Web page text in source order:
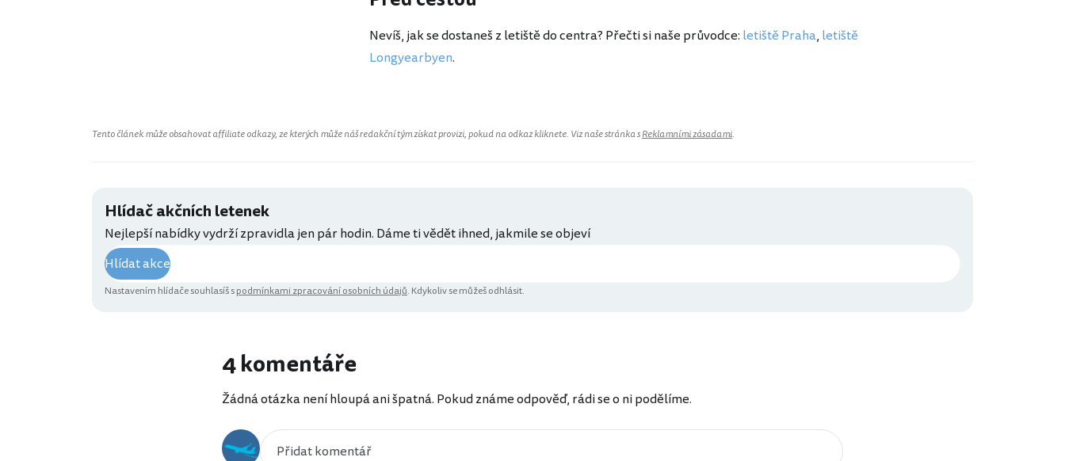
Nevíš, jak se dostaneš z letiště do centra? Přečti si naše průvodce: letiště Praha, letiště
Longyearbyen.
Tento článek může obsahovat affiliate odkazy, ze kterých může náš redakční tým získat provizi, pokud na odkaz kliknete. Viz naše stránka sReklamními zásadami.
Hlídač akčních letenek
Nejlepší nabídky vydrží zpravidla jen pár hodin. Dáme ti vědět ihned, jakmile se objeví
Hlídat akce
Nastavením hlídače souhlasíš spodmínkami zpracování osobních údajů. Kdykoliv se můžeš odhlásit.
4 komentáře
Žádná otázka není hloupá ani špatná. Pokud známe odpověď, rádi se o ni podělíme.